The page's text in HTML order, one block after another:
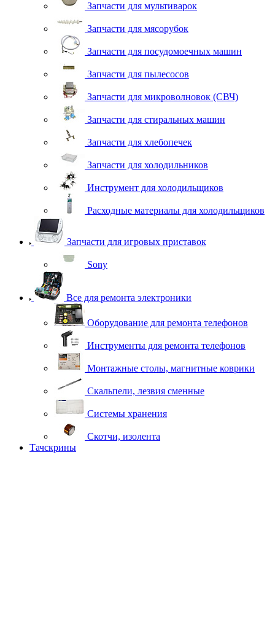
Запчасти для мультиварок
Запчасти для мясорубок
Запчасти для посудомоечных машин
Запчасти для пылесосов
Запчасти для микроволновок (СВЧ)
Запчасти для стиральных машин
Запчасти для хлебопечек
Запчасти для холодильников
Инструмент для холодильщиков
Расходные материалы для холодильщиков
Запчасти для игровых приставок
Sony
Все для ремонта электроники
Оборудование для ремонта телефонов
Инструменты для ремонта телефонов
Монтажные столы, магнитные коврики
Скальпели, лезвия сменные
Системы хранения
Скотчи, изолента
Тачскрины